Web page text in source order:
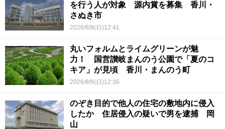
を行う人が対象 源内賞を募集 香川・
さぬき市
2026/8/9(日)12:41
丸いフォルムとライムグリーンが魅
力！ 国営讃岐まんのう公園で「夏のコ
キア」が見頃 香川・まんのう町
2026/8/9(日)12:36
のぞき目的で他人の住宅の敷地内に侵入
したか 住居侵入の疑いで男を逮捕 岡
山